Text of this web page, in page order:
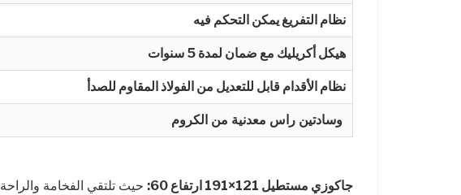
نظام التفريغ يمكن التحكم فيه
هيكل أكريليك مع ضمان لمدة 5 سنوات
نظام الأقدام قابل للتعديل من الفولاذ المقاوم للصدأ
جاكوزي مستطيل 121×191 ارتفاع 60: حيث تلتقي الفخامة والراحة